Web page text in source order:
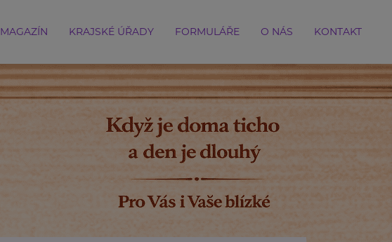
MAGAZÍN KRAJSKÉ ÚŘADY FORMULÁŘE O NÁS KONTAKT